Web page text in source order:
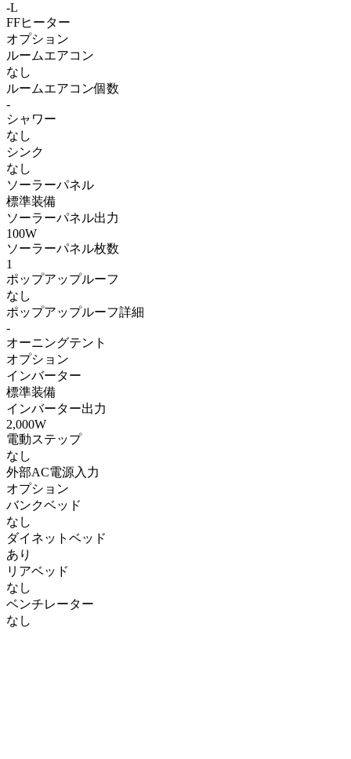
-L
FFヒーター
オプション
ルームエアコン
なし
ルームエアコン個数
-
シャワー
なし
シンク
なし
ソーラーパネル
標準装備
ソーラーパネル出力
100W
ソーラーパネル枚数
1
ポップアップルーフ
なし
ポップアップルーフ詳細
-
オーニングテント
オプション
インバーター
標準装備
インバーター出力
2,000W
電動ステップ
なし
外部AC電源入力
オプション
バンクベッド
なし
ダイネットベッド
あり
リアベッド
なし
ベンチレーター
なし